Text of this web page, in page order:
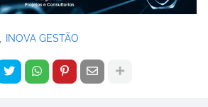
INOVA GESTÃO